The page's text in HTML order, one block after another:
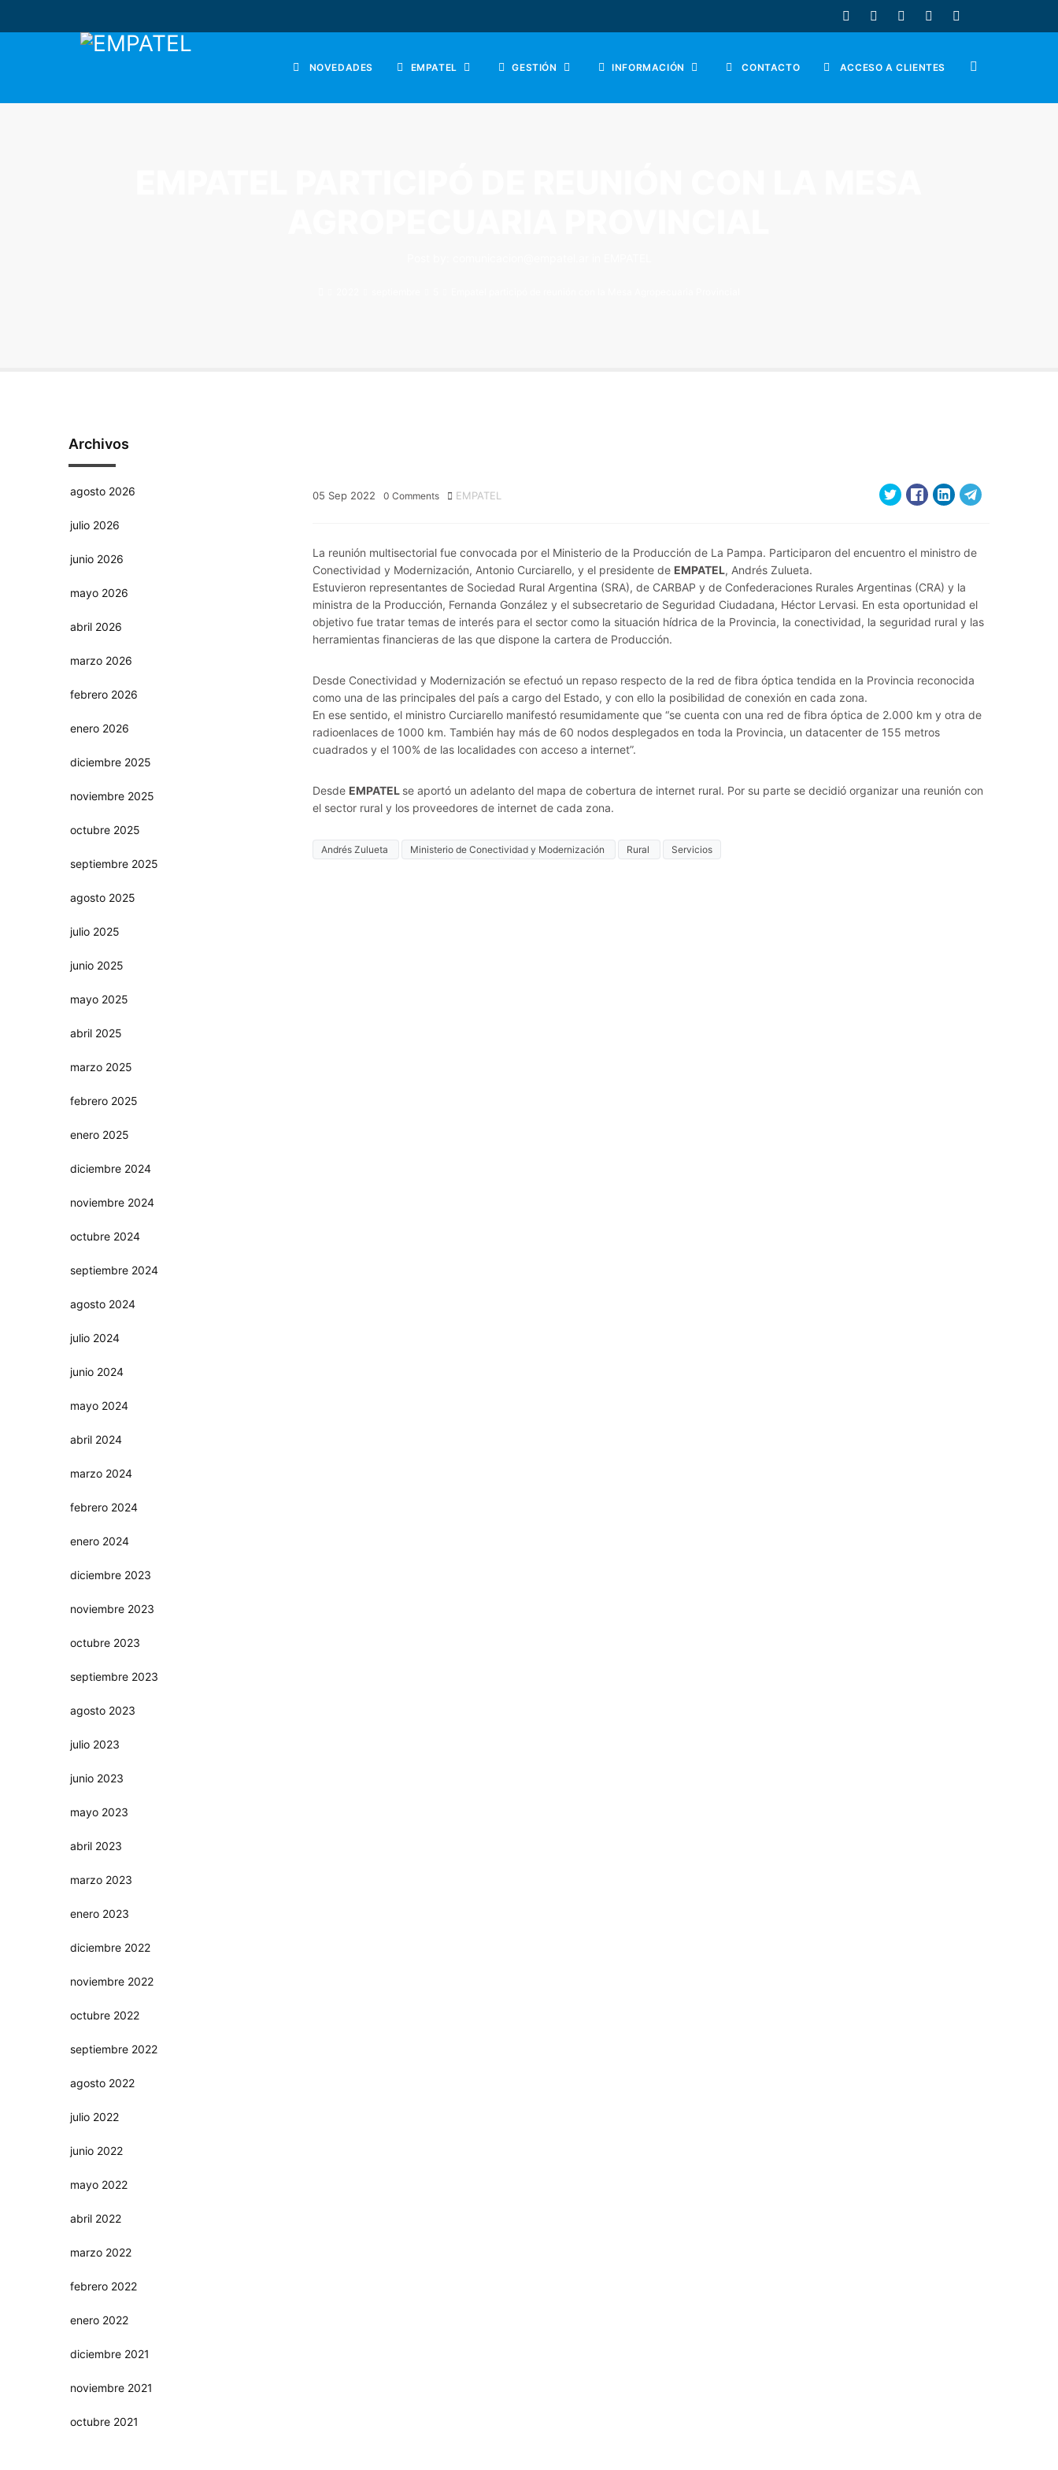
NOVEDADES EMPATEL GESTIÓN INFORMACIÓN CONTACTO ACCESO A CLIENTES
05 Sep 2022 0 Comments EMPATEL
La reunión multisectorial fue convocada por el Ministerio de la Producción de La Pampa. Participaron del encuentro el ministro de
Conectividad y Modernización, Antonio Curciarello, y el presidente de EMPATEL, Andrés Zulueta.
Estuvieron representantes de Sociedad Rural Argentina (SRA), de CARBAP y de Confederaciones Rurales Argentinas (CRA) y la
ministra de la Producción, Fernanda González y el subsecretario de Seguridad Ciudadana, Héctor Lervasi. En esta oportunidad el
objetivo fue tratar temas de interés para el sector como la situación hídrica de la Provincia, la conectividad, la seguridad rural y las
herramientas financieras de las que dispone la cartera de Producción.
Desde Conectividad y Modernización se efectuó un repaso respecto de la red de fibra óptica tendida en la Provincia reconocida
como una de las principales del país a cargo del Estado, y con ello la posibilidad de conexión en cada zona.
En ese sentido, el ministro Curciarello manifestó resumidamente que “se cuenta con una red de fibra óptica de 2.000 km y otra de
radioenlaces de 1000 km. También hay más de 60 nodos desplegados en toda la Provincia, un datacenter de 155 metros
cuadrados y el 100% de las localidades con acceso a internet”.
Desde EMPATEL se aportó un adelanto del mapa de cobertura de internet rural. Por su parte se decidió organizar una reunión con
el sector rural y los proveedores de internet de cada zona.
Andrés Zulueta Ministerio de Conectividad y Modernización Rural Servicios
Archivos
agosto 2026
julio 2026
junio 2026
mayo 2026
abril 2026
marzo 2026
febrero 2026
enero 2026
diciembre 2025
noviembre 2025
octubre 2025
septiembre 2025
agosto 2025
julio 2025
junio 2025
mayo 2025
abril 2025
marzo 2025
febrero 2025
enero 2025
diciembre 2024
noviembre 2024
octubre 2024
septiembre 2024
agosto 2024
julio 2024
junio 2024
mayo 2024
abril 2024
marzo 2024
febrero 2024
enero 2024
diciembre 2023
noviembre 2023
octubre 2023
septiembre 2023
agosto 2023
julio 2023
junio 2023
mayo 2023
abril 2023
marzo 2023
enero 2023
diciembre 2022
noviembre 2022
octubre 2022
septiembre 2022
agosto 2022
julio 2022
junio 2022
mayo 2022
abril 2022
marzo 2022
febrero 2022
enero 2022
diciembre 2021
noviembre 2021
octubre 2021